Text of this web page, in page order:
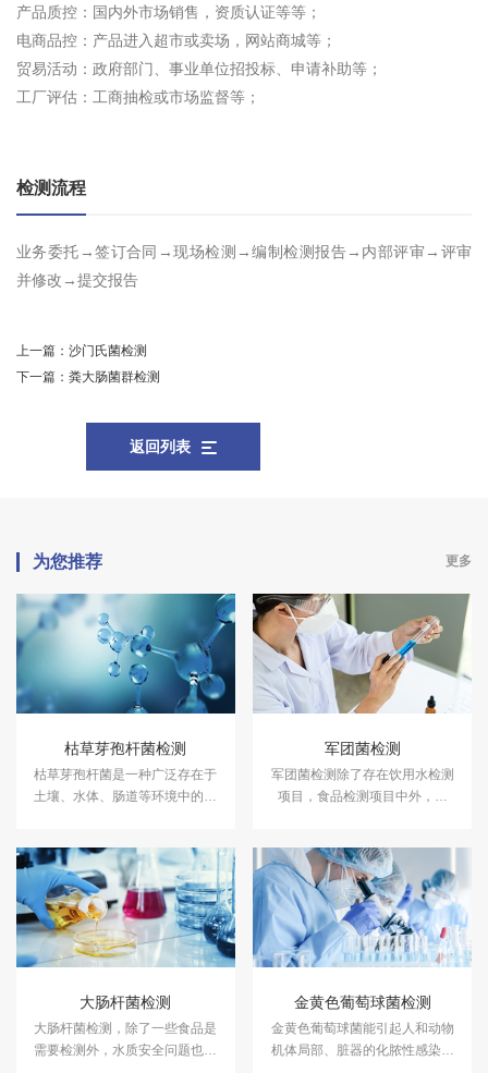
产品质控：国内外市场销售，资质认证等等；
电商品控：产品进入超市或卖场，网站商城等；
贸易活动：政府部门、事业单位招投标、申请补助等；
工厂评估：工商抽检或市场监督等；
检测流程
业务委托→签订合同→现场检测→编制检测报告→内部评审→评审
并修改→提交报告
上一篇： 沙门氏菌检测
下一篇： 粪大肠菌群检测
返回列表
为您推荐 更多
枯草芽孢杆菌检测
枯草芽孢杆菌是一种广泛存在于
土壤、水体、肠道等环境中的益
要的应用前景。中科检测开展枯
草芽孢杆菌检测。
军团菌检测
军团菌检测除了存在饮用水检测
项目，食品检测项目中外，空
调系统、冷热水循环系统、冷凝
脱水盘、空气加湿器等都要进行
定期菌落检测及鉴定。中科检测
开展军团菌检测服务，具备
CMA、CNAS资质认证。
大肠杆菌检测
大肠杆菌检测，除了一些食品是
需要检测外，水质安全问题也需
金黄色葡萄球菌检测
金黄色葡萄球菌能引起人和动物
机体局部、脏器的化脓性感染，